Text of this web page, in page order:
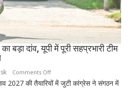
ने
से
दिया
इस्तीफा
बड़ा दांव, यूपी में पूरी सहप्रभारी टीम
Comments Offon
मिशन
2027 की तैयारियों में जुटी कांग्रेस ने संगठन में